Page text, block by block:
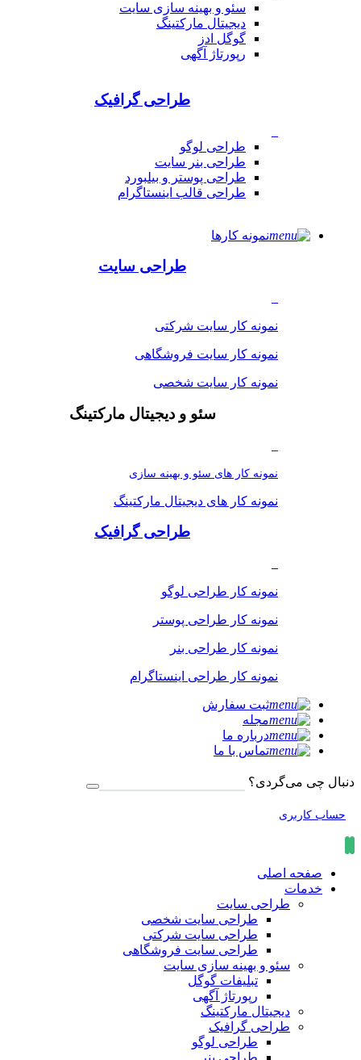
سئو و بهینه سازی سایت
دیجیتال مارکتینگ
گوگل ادز
رپورتاژ آگهی
طراحی گرافیک
طراحی لوگو
طراحی بنر سایت
طراحی پوستر و بیلبورد
طراحی قالب اینستاگرام
نمونه کارها
طراحی سایت
نمونه کار سایت شرکتی
نمونه کار سایت فروشگاهی
نمونه کار سایت شخصی
سئو و دیجیتال مارکتینگ
نمونه کار های سئو و بهینه سازی
نمونه کار های دیجیتال مارکتینگ
طراحی گرافیک
نمونه کار طراحی لوگو
نمونه کار طراحی پوستر
نمونه کار طراحی بنر
نمونه کار طراحی اینستاگرام
ثبت سفارش
مجله
درباره ما
تماس با ما
دنبال چی می‌گردی؟
حساب کاربری
صفحه اصلی
خدمات
طراحی سایت
طراحی سایت شخصی
طراحی سایت شرکتی
طراحی سایت فروشگاهی
سئو و بهینه سازی سایت
تبلیفات گوگل
رپورتاژ آگهی
دیجیتال مارکتینگ
طراحی گرافیک
طراحی لوگو
طراحی بنر